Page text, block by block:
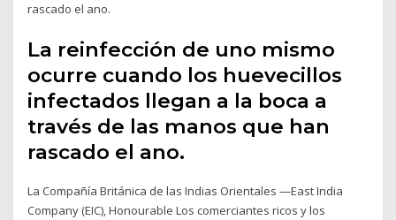
rascado el ano.
La reinfección de uno mismo
ocurre cuando los huevecillos
infectados llegan a la boca a
través de las manos que han
rascado el ano.
La Compañía Británica de las Indias Orientales​ —East India
Company (EIC), Honourable Los comerciantes ricos y los